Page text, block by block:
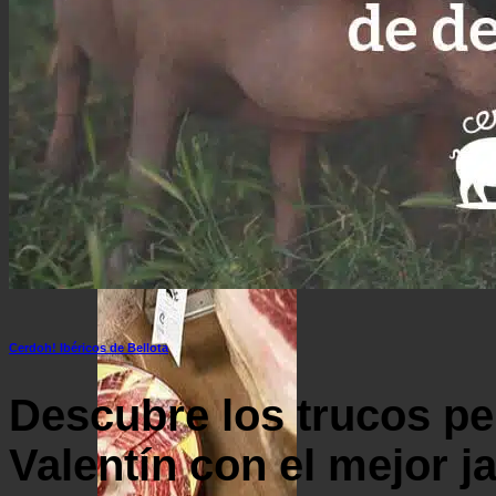
Surtido ibérico y jamón de la mejor calidad
Ofertas de Navidad
Cerdoh! Ibéricos de Bellota
Descubre los trucos
Valentín con el mejor